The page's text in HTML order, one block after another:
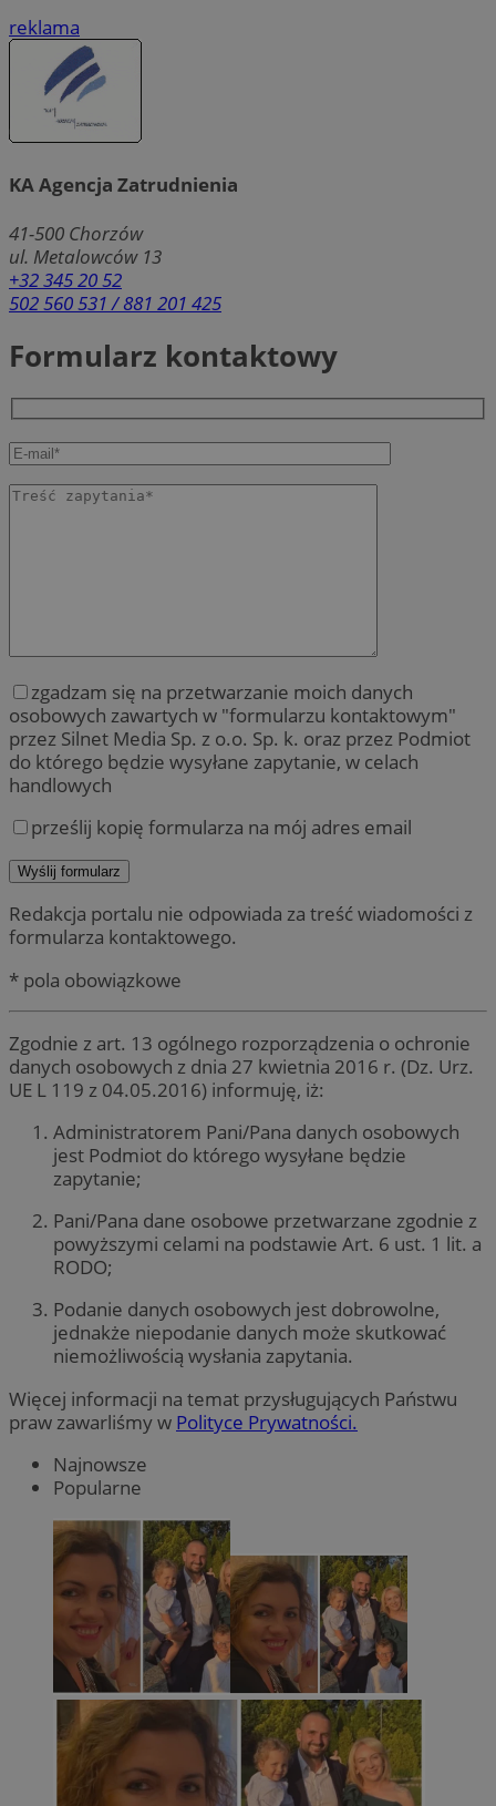
reklama
KA Agencja Zatrudnienia
41-500 Chorzów
ul. Metalowców 13
+32 345 20 52
502 560 531 / 881 201 425
Formularz kontaktowy
zgadzam się na przetwarzanie moich danych
osobowych zawartych w "formularzu kontaktowym"
przez Silnet Media Sp. z o.o. Sp. k. oraz przez Podmiot
do którego będzie wysyłane zapytanie, w celach
handlowych
prześlij kopię formularza na mój adres email
Redakcja portalu nie odpowiada za treść wiadomości z
formularza kontaktowego.
* pola obowiązkowe
Zgodnie z art. 13 ogólnego rozporządzenia o ochronie
danych osobowych z dnia 27 kwietnia 2016 r. (Dz. Urz.
UE L 119 z 04.05.2016) informuję, iż:
Administratorem Pani/Pana danych osobowych
jest Podmiot do którego wysyłane będzie
zapytanie;
Pani/Pana dane osobowe przetwarzane zgodnie z
powyższymi celami na podstawie Art. 6 ust. 1 lit. a
RODO;
Podanie danych osobowych jest dobrowolne,
jednakże niepodanie danych może skutkować
niemożliwością wysłania zapytania.
Więcej informacji na temat przysługujących Państwu
praw zawarliśmy w Polityce Prywatności.
Najnowsze
Popularne